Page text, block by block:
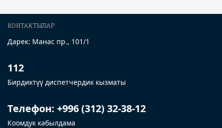
КОНТАКТЫЛАР
Дарек: Манас пр., 101/1
112
Бирдиктүү диспетчердик кызматы
Телефон: +996 (312) 32-38-12
Коомдук кабылдама